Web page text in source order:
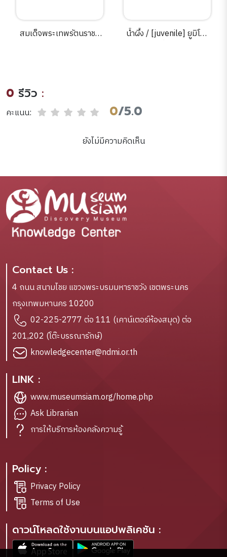
สมเด็จพระเทพรัตนราชสุ
น้ำผึ้ง / [juvenile] ยูมิโกะ
0 รีวิว :
คะแนน: 0/5.0
ยังไม่มีความคิดเห็น
Contact Us :
4 ถนน สนามไชย แขวงพระบรมมหาราชวัง เขตพระนคร
กรุงเทพมหานคร 10200
02-225-2777 ต่อ 111 (เคาน์เตอร์ห้องสมุด) ต่อ
201,202 (โต๊ะบรรณารักษ์)
knowledgecenter@ndmi.or.th
LINK :
www.museumsiam.org/home.php
Ask Librarian
การให้บริการห้องคลังความรู้
Policy :
Privacy Policy
Terms of Use
ดาวน์โหลดใช้งานบนแอปพลิเคชัน :